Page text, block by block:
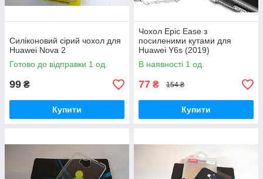
Силіконовий сірий чохол для
Huawei Nova 2
Готово до відправки 1 од.
99 ₴
Купити
Чохол Epic Ease з
посиленими кутами для
Huawei Y6s (2019)
ударостійкий силіконовий
протиударний бампер TPU
В наявності 1 од.
77 ₴ 154 ₴
Купити